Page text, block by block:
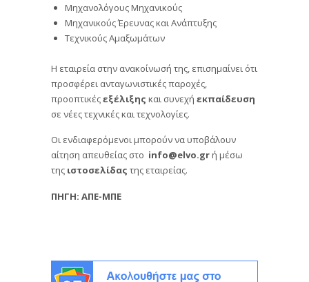
Μηχανολόγους Μηχανικούς
Μηχανικούς Έρευνας και Ανάπτυξης
Τεχνικούς Αμαξωμάτων
Η εταιρεία στην ανακοίνωσή της, επισημαίνει ότι
προσφέρει ανταγωνιστικές παροχές,
προοπτικέςεξέλιξης και συνεχή εκπαίδευση
σε νέες τεχνικές και τεχνολογίες.
Οι ενδιαφερόμενοι μπορούν να υποβάλουν
αίτηση απευθείας στο info@elvo.grή μέσω
της ιστοσελίδας της εταιρείας.
ΠΗΓΗ: ΑΠΕ-ΜΠΕ